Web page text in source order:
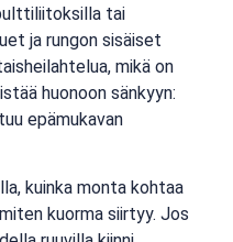
tai
ja rungon sisäiset
mikä on
huonoon sänkyyn:
epämukavan
kuinka monta kohtaa
kuorma siirtyy. Jos